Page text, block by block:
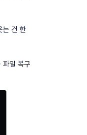
는 건 한
파일 복구